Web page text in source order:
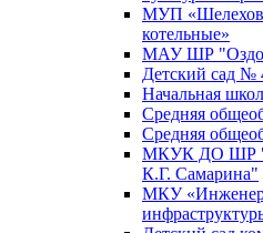
МУП
котельные»
МАУ ШР
Детский сад №
Начальная
Средняя
Средняя
МКУК ДО ШР
К.Г. Самарина"
МКУ